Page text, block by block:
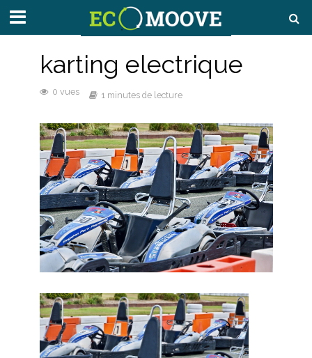
karting electrique
0 vues 1 minutes de lecture